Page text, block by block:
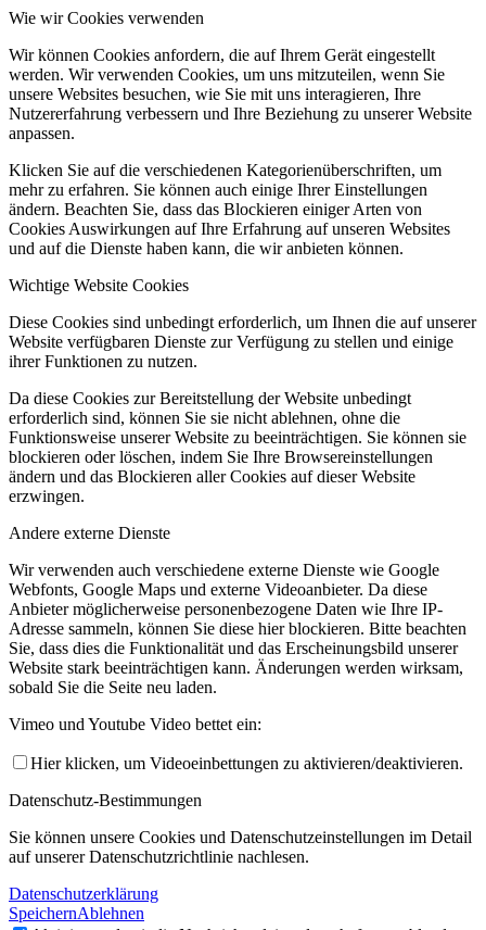
Wie wir Cookies verwenden
Wir können Cookies anfordern, die auf Ihrem Gerät eingestellt
werden. Wir verwenden Cookies, um uns mitzuteilen, wenn Sie
unsere Websites besuchen, wie Sie mit uns interagieren, Ihre
Nutzererfahrung verbessern und Ihre Beziehung zu unserer Website
anpassen.
Klicken Sie auf die verschiedenen Kategorienüberschriften, um
mehr zu erfahren. Sie können auch einige Ihrer Einstellungen
ändern. Beachten Sie, dass das Blockieren einiger Arten von
Cookies Auswirkungen auf Ihre Erfahrung auf unseren Websites
und auf die Dienste haben kann, die wir anbieten können.
Wichtige Website Cookies
Diese Cookies sind unbedingt erforderlich, um Ihnen die auf unserer
Website verfügbaren Dienste zur Verfügung zu stellen und einige
ihrer Funktionen zu nutzen.
Da diese Cookies zur Bereitstellung der Website unbedingt
erforderlich sind, können Sie sie nicht ablehnen, ohne die
Funktionsweise unserer Website zu beeinträchtigen. Sie können sie
blockieren oder löschen, indem Sie Ihre Browsereinstellungen
ändern und das Blockieren aller Cookies auf dieser Website
erzwingen.
Andere externe Dienste
Wir verwenden auch verschiedene externe Dienste wie Google
Webfonts, Google Maps und externe Videoanbieter. Da diese
Anbieter möglicherweise personenbezogene Daten wie Ihre IP-
Adresse sammeln, können Sie diese hier blockieren. Bitte beachten
Sie, dass dies die Funktionalität und das Erscheinungsbild unserer
Website stark beeinträchtigen kann. Änderungen werden wirksam,
sobald Sie die Seite neu laden.
Vimeo und Youtube Video bettet ein:
Hier klicken, um Videoeinbettungen zu aktivieren/deaktivieren.
Datenschutz-Bestimmungen
Sie können unsere Cookies und Datenschutzeinstellungen im Detail
auf unserer Datenschutzrichtlinie nachlesen.
Datenschutzerklärung
SpeichernAblehnen